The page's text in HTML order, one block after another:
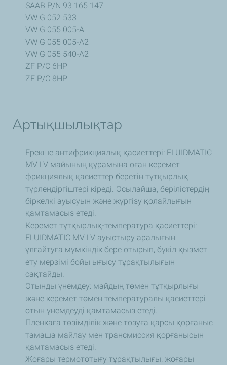
SAAB P/N 93 165 147
VW G 052 533
VW G 055 005-A
VW G 055 005-A2
VW G 055 540-A2
ZF P/C 6HP
ZF P/C 8HP
Артықшылықтар
Ерекше антифрикциялық қасиеттері: FLUIDMATIC
MV LV майының құрамына оған керемет
фрикциялық қасиеттер беретін тұтқырлық
түрлендіргіштері кіреді. Осылайша, берілістердің
біркелкі ауысуын және жүргізу қолайлығын
қамтамасыз етеді.
Керемет тұтқырлық-температура қасиеттері:
FLUIDMATIC MV LV ауыстыру аралығын
ұлғайтуға мүмкіндік бере отырып, бүкіл қызмет
ету мерзімі бойы ығысу тұрақтылығын
сақтайды.
Отынды үнемдеу: майдың төмен тұтқырлығы
және керемет төмен температуралы қасиеттері
отын үнемдеуді қамтамасыз етеді.
Пленкаға төзімділік және тозуға қарсы қорғаныс
тамаша майлау мен трансмиссия қорғанысын
қамтамасыз етеді.
Жоғары термототығу тұрақтылығы: жоғары